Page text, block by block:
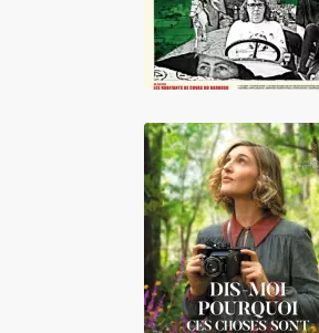
Dis-moi pourquoi
ces choses sont si
belles